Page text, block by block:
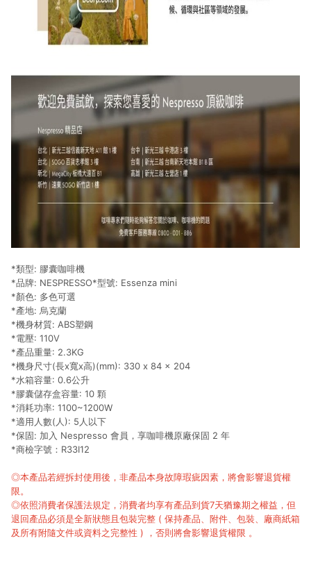
*類型: 膠囊咖啡機
*品牌: NESPRESSO*型號: Essenza mini
*顏色: 多色可選
*產地: 烏克蘭
*機身材質: ABS塑鋼
*電壓: 110V
*產品重量: 2.3KG
*機身尺寸(長x寬x高)(mm): 330 x 84 x 204
*水箱容量: 0.6公升
*膠囊儲存盒容量: 10 顆
*消耗功率: 1100~1200W
*適用人數(人): 5人以下
*保固: 加入 Nespresso 會員，享咖啡機原廠保固 2 年
*商檢字號：R33I12
◎本產品若經拆封使用後，非產品本身故障瑕疵因素，將會影響退貨權
限。
◎依照消費者保護法規定，消費者均享有產品到貨7天猶豫期之權益，但
退回產品必須是全新狀態且包裝完整 ( 保持產品、附件、包裝、廠商紙箱
及所有附隨文件或資料之完整性 ) ，否則將會影響退貨權限 。